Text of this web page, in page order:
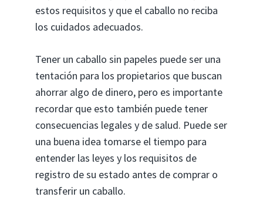
estos requisitos y que el caballo no reciba
los cuidados adecuados.
Tener un caballo sin papeles puede ser una
tentación para los propietarios que buscan
ahorrar algo de dinero, pero es importante
recordar que esto también puede tener
consecuencias legales y de salud. Puede ser
una buena idea tomarse el tiempo para
entender las leyes y los requisitos de
registro de su estado antes de comprar o
transferir un caballo.